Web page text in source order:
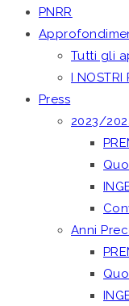
PNRR
Tutti gli
I NOSTRI
Press
2023/
Anni